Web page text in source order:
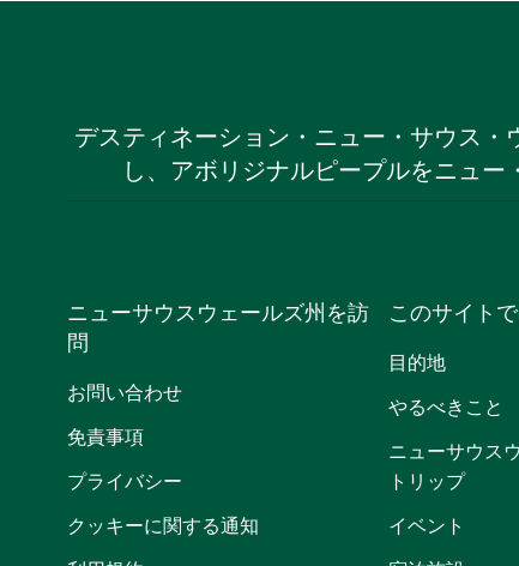
デスティネーション・ニュー・サウス
し、アボリジナルピープルをニュー
ニューサウスウェールズ州を訪
問
お問い合わせ
免責事項
プライバシー
クッキーに関する通知
このサイト
目的地
やるべきこと
ニューサウス
トリップ
イベント